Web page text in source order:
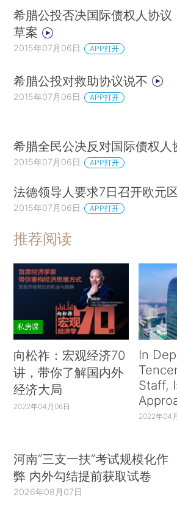
希腊公投否决国际债权人协议
草案
2015年07月06日 APP打开
希腊公投对救助协议说不
2015年07月06日 APP打开
希腊全民公决反对国际债权人
2015年07月06日 APP打开
法德领导人要求7日召开欧元
2015年07月06日 APP打开
推荐阅读
私房课
向松祚：宏观经济70
讲，带你了解国内外
经济大局
2022年04月06日
In
Staff,
2022年04
河南“三支一扶”考试规模化作
弊 内外勾结提前获取试卷
2026年08月07日